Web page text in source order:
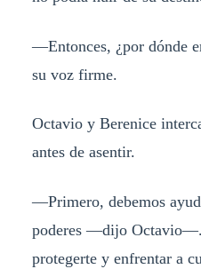
—Entonces, ¿por dónde
su voz firme.
Octavio y Berenice
antes de asentir.
—Primero, debemos
poderes —dijo Octavio—.
protegerte y enfrentar a